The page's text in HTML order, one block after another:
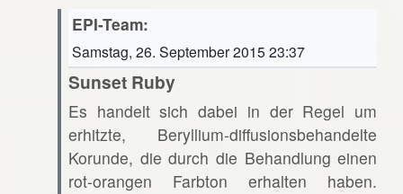
EPI-Team:
Samstag, 26. September 2015 23:37
Sunset Ruby
Es handelt sich dabei in der Regel um
erhitzte, Beryllium-diffusionsbehandelte
Korunde, die durch die Behandlung einen
rot-orangen Farbton erhalten haben.